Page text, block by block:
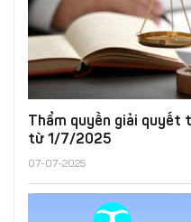
Thẩm quyền giải
từ 1/7/2025
07-07-2025